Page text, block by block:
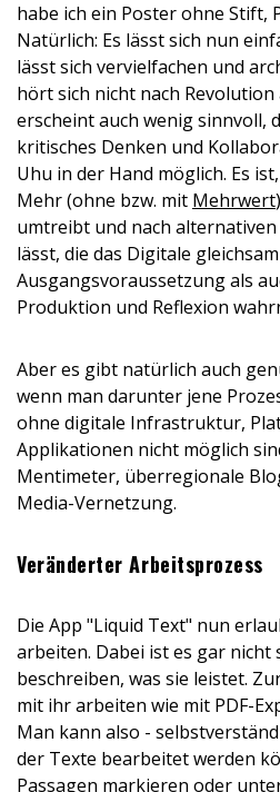
habe ich ein Poster ohne Stift,
Natürlich: Es lässt sich nun
lässt sich vervielfachen und
hört sich nicht nach Revolution
erscheint auch wenig sinnvoll,
kritisches Denken und
Uhu in der Hand möglich. Es
Mehr (ohne bzw. mit Mehrwert
umtreibt und nach
lässt, die das Digitale
Ausgangsvoraussetzung als
Produktion und Reflexion
Aber es gibt natürlich auch
wenn man darunter jene
ohne digitale Infrastruktur,
Applikationen nicht möglich
Mentimeter, überregionale
Media-Vernetzung.
Veränderter Arbeitsprozess
Die App "Liquid Text" nun
arbeiten. Dabei ist es gar nicht
beschreiben, was sie leistet.
mit ihr arbeiten wie mit PDF-
Man kann also -
der Texte bearbeitet werden
Passagen markieren oder